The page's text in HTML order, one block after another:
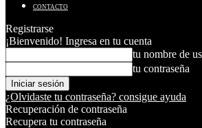
CONTACTO
Registrarse
¡Bienvenido! Ingresa en tu cuenta
tu nombre de
tu contraseña
¿Olvidaste tu contraseña? consigue ayuda
Recuperación de contraseña
Recupera tu contraseña